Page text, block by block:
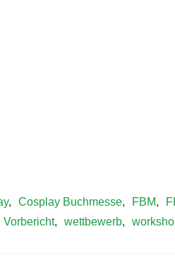
, Cosplay Buchmesse, FBM,
Vorbericht, wettbewerb,